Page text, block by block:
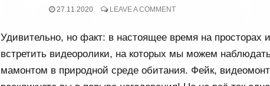
27.11.2020 LEAVE A COMMENT
Удивительно, но факт: в настоящее время на просторах
встретить видеоролики, на которых мы можем
мамонтом в природной среде обитания. Фейк,